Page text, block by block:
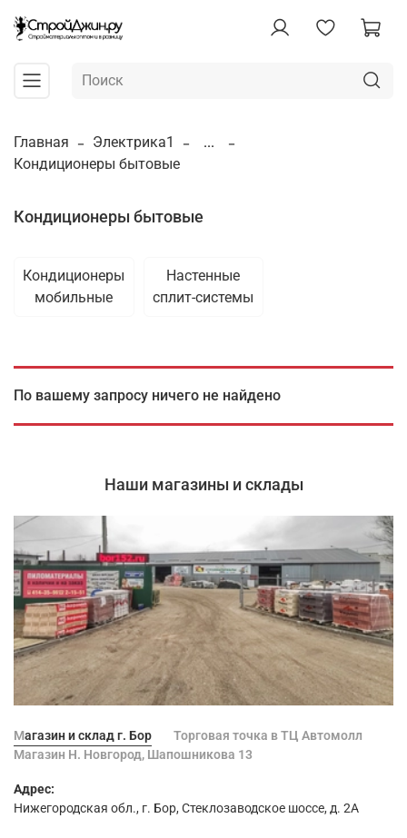
Главная Электрика1
...
Кондиционеры бытовые
Кондиционеры бытовые
Кондиционеры
мобильные
Настенные
сплит-системы
По вашему запросу ничего не найдено
Наши магазины и склады
Магазин и склад г. Бор
Торговая точка в ТЦ Автомолл
Магазин Н. Новгород, Шапошникова 13
Адрес:
Нижегородская обл., г. Бор, Стеклозаводское шоссе, д. 2А